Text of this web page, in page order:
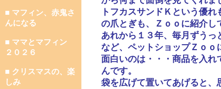
■ マフィン、赤鬼さ
んになる
■ ママとマフィン
２０２６
■ クリスマスの、楽
しみ
トフカスサンドＫという優
の爪とぎも、Ｚｏｏに紹介し
あれから１３年、毎月ずう
など、ペットショップＺｏｏ
面白いのは・・・商品を入
んです。
袋を広げて置いてあげると、